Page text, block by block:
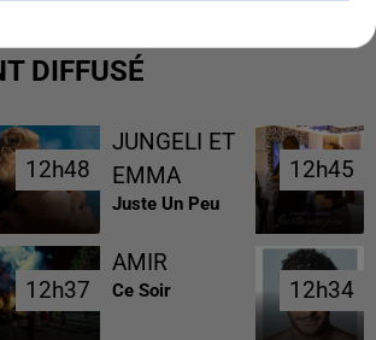
DIFFUSÉ
12h48
12h48
JUNGELI ET
EMMA
Juste Un Peu
12h45
12h45
12h37
12h37
AMIR
Ce Soir 12h34
12h34